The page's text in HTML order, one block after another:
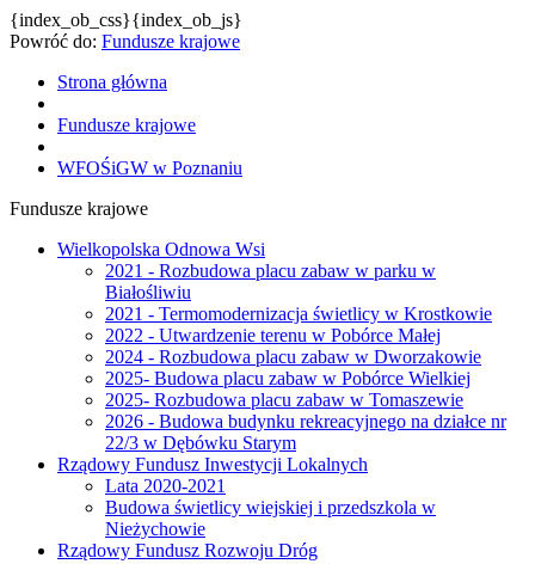
{index_ob_css}{index_ob_js}
Powróć do: Fundusze krajowe
Strona główna
Fundusze krajowe
WFOŚiGW w Poznaniu
Fundusze krajowe
Wielkopolska Odnowa Wsi
2021 - Rozbudowa placu zabaw w parku w
Białośliwiu
2021 - Termomodernizacja świetlicy w Krostkowie
2022 - Utwardzenie terenu w Pobórce Małej
2024 - Rozbudowa placu zabaw w Dworzakowie
2025- Budowa placu zabaw w Pobórce Wielkiej
2025- Rozbudowa placu zabaw w Tomaszewie
2026 - Budowa budynku rekreacyjnego na działce nr
22/3 w Dębówku Starym
Rządowy Fundusz Inwestycji Lokalnych
Lata 2020-2021
Budowa świetlicy wiejskiej i przedszkola w
Nieżychowie
Rządowy Fundusz Rozwoju Dróg